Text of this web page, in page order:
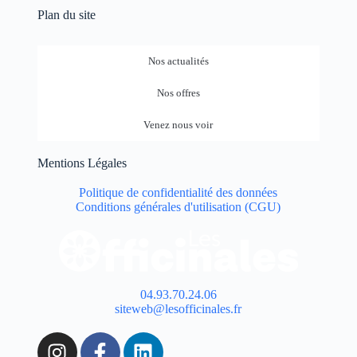
Plan du site
Nos actualités
Nos offres
Venez nous voir
Mentions Légales
Politique de confidentialité des données
Conditions générales d'utilisation (CGU)
04.93.70.24.06
siteweb@lesofficinales.fr